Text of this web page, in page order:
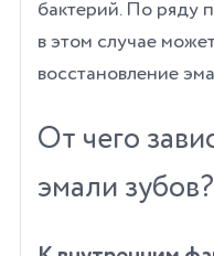
бактерий. По ряду
в этом случае
восстановление
От чего
эмали зубов?